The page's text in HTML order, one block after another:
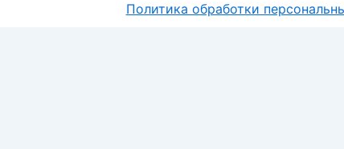
Политика обработки